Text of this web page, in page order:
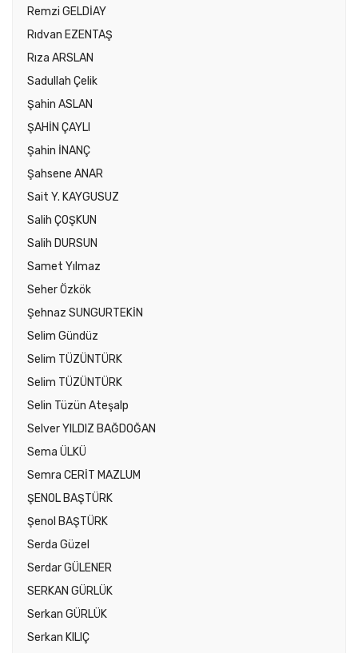
Remzi GELDİAY
Rıdvan EZENTAŞ
Rıza ARSLAN
Sadullah Çelik
Şahin ASLAN
ŞAHİN ÇAYLI
Şahin İNANÇ
Şahsene ANAR
Sait Y. KAYGUSUZ
Salih ÇOŞKUN
Salih DURSUN
Samet Yılmaz
Seher Özkök
Şehnaz SUNGURTEKİN
Selim Gündüz
Selim TÜZÜNTÜRK
Selim TÜZÜNTÜRK
Selin Tüzün Ateşalp
Selver YILDIZ BAĞDOĞAN
Sema ÜLKÜ
Semra CERİT MAZLUM
ŞENOL BAŞTÜRK
Şenol BAŞTÜRK
Serda Güzel
Serdar GÜLENER
SERKAN GÜRLÜK
Serkan GÜRLÜK
Serkan KILIÇ